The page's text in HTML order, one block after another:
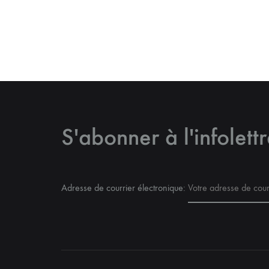
S'abonner à
Adresse de courrier électronique: